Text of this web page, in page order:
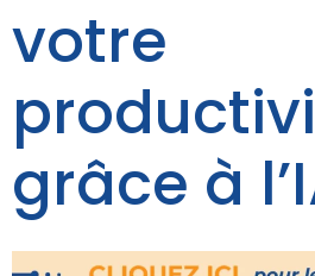
votre
grâce à